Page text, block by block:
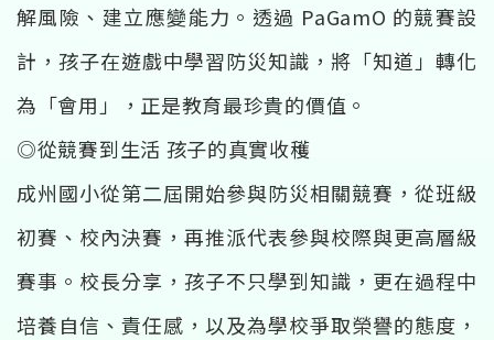
解風險、建立應變能力。透過 PaGamO 的競賽設
計，孩子在遊戲中學習防災知識，將「知道」轉化
為「會用」，正是教育最珍貴的價值。
◎從競賽到生活 孩子的真實收穫
成州國小從第二屆開始參與防災相關競賽，從班級
初賽、校內決賽，再推派代表參與校際與更高層級
賽事。校長分享，孩子不只學到知識，更在過程中
培養自信、責任感，以及為學校爭取榮譽的態度，